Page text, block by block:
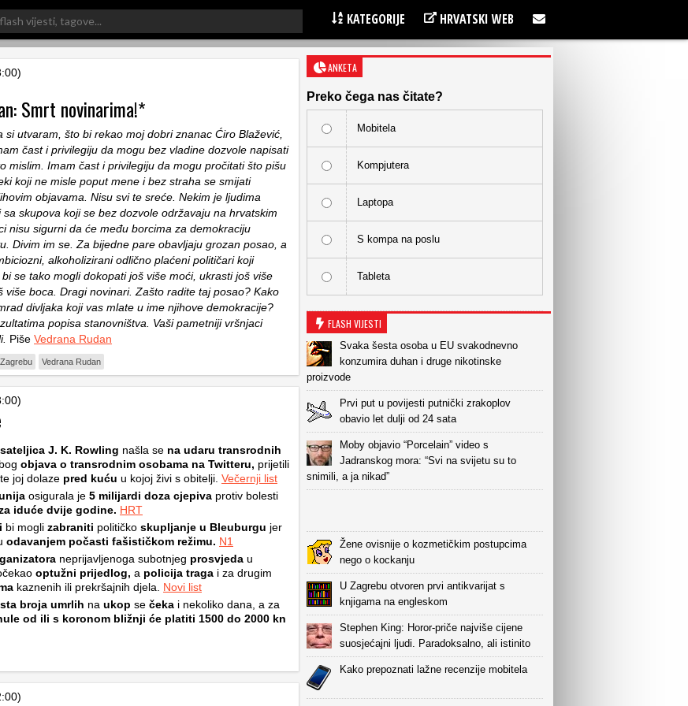
KATEGORIJE HRVATSKI WEB
Smrt novinarima!*
si utvaram, što bi rekao moj dobri znanac Ćiro Blažević,
čast i privilegiju da mogu bez vladine dozvole napisati
mislim. Imam čast i privilegiju da mogu pročitati što pišu
koji ne misle poput mene i bez straha se smijati
objavama. Nisu svi te sreće. Nekim je ljudima
skupova koji se bez dozvole održavaju na hrvatskim
nisu sigurni da će među borcima za demokraciju
Divim im se. Za bijedne pare obavljaju grozan posao, a
alkoholizirani odlično plaćeni političari koji
se tako mogli dokopati još više moći, ukrasti još više
više boca. Dragi novinari. Zašto radite taj posao? Kako
divljaka koji vas mlate u ime njihove demokracije?
popisa stanovništva. Vaši pametniji vršnjaci
Piše Vedrana Rudan
Vedrana Rudan
J. K. Rowling našla se na udaru transrodnih
objava o transrodnim osobama na Twitteru, prijetili
te joj dolaze pred kuću u kojoj živi s obitelji. Večernji list
osigurala je 5 milijardi doza cjepiva protiv bolesti
iduće dvije godine. HRT
bi mogli zabraniti političko skupljanje u Bleuburgu jer
odavanjem počasti fašističkom režimu. N1
neprijavljenoga subotnjeg prosvjeda u
optužni prijedlog, a policija traga i za drugim
kaznenih ili prekršajnih djela. Novi list
broja umrlih na ukop se čeka i nekoliko dana, a za
od ili s koronom bližnji će platiti 1500 do 2000 kn
ANKETA
Preko čega nas čitate?
Mobitela
Kompjutera
Laptopa
S kompa na poslu
Tableta
FLASH VIJESTI
Svaka šesta osoba u EU svakodnevno
konzumira duhan i druge nikotinske
proizvode
Prvi put u povijesti putnički zrakoplov
obavio let dulji od 24 sata
Moby objavio “Porcelain” video s
Jadranskog mora: “Svi na svijetu su to
snimili, a ja nikad”
Žene ovisnije o kozmetičkim postupcima
nego o kockanju
U Zagrebu otvoren prvi antikvarijat s
knjigama na engleskom
Stephen King: Horor-priče najviše cijene
suosjećajni ljudi. Paradoksalno, ali istinito
Kako prepoznati lažne recenzije mobitela